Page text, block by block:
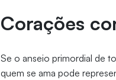
Corações
Se o anseio primordial de
quem se ama pode